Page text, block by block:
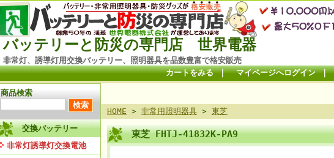
バッテリーと防災の専門店 世界電器
非常灯、誘導灯用交換バッテリー、照明器具を品数豊富で格安販売
カートをみる｜ マイページへログイン｜
商品検索
交換バッテリー
非常灯誘導灯交換電池
HOME > 非常用照明器具 > 東芝
東芝 FHTJ-41832K-PA9